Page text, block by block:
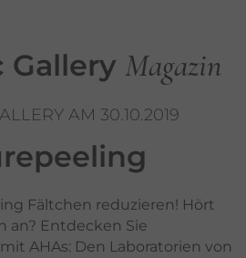
Gallery Magazin
AM 30.10.2019
Fältchen reduzieren! Hört
an? Entdecken Sie
AHAs: Den Laboratorien von